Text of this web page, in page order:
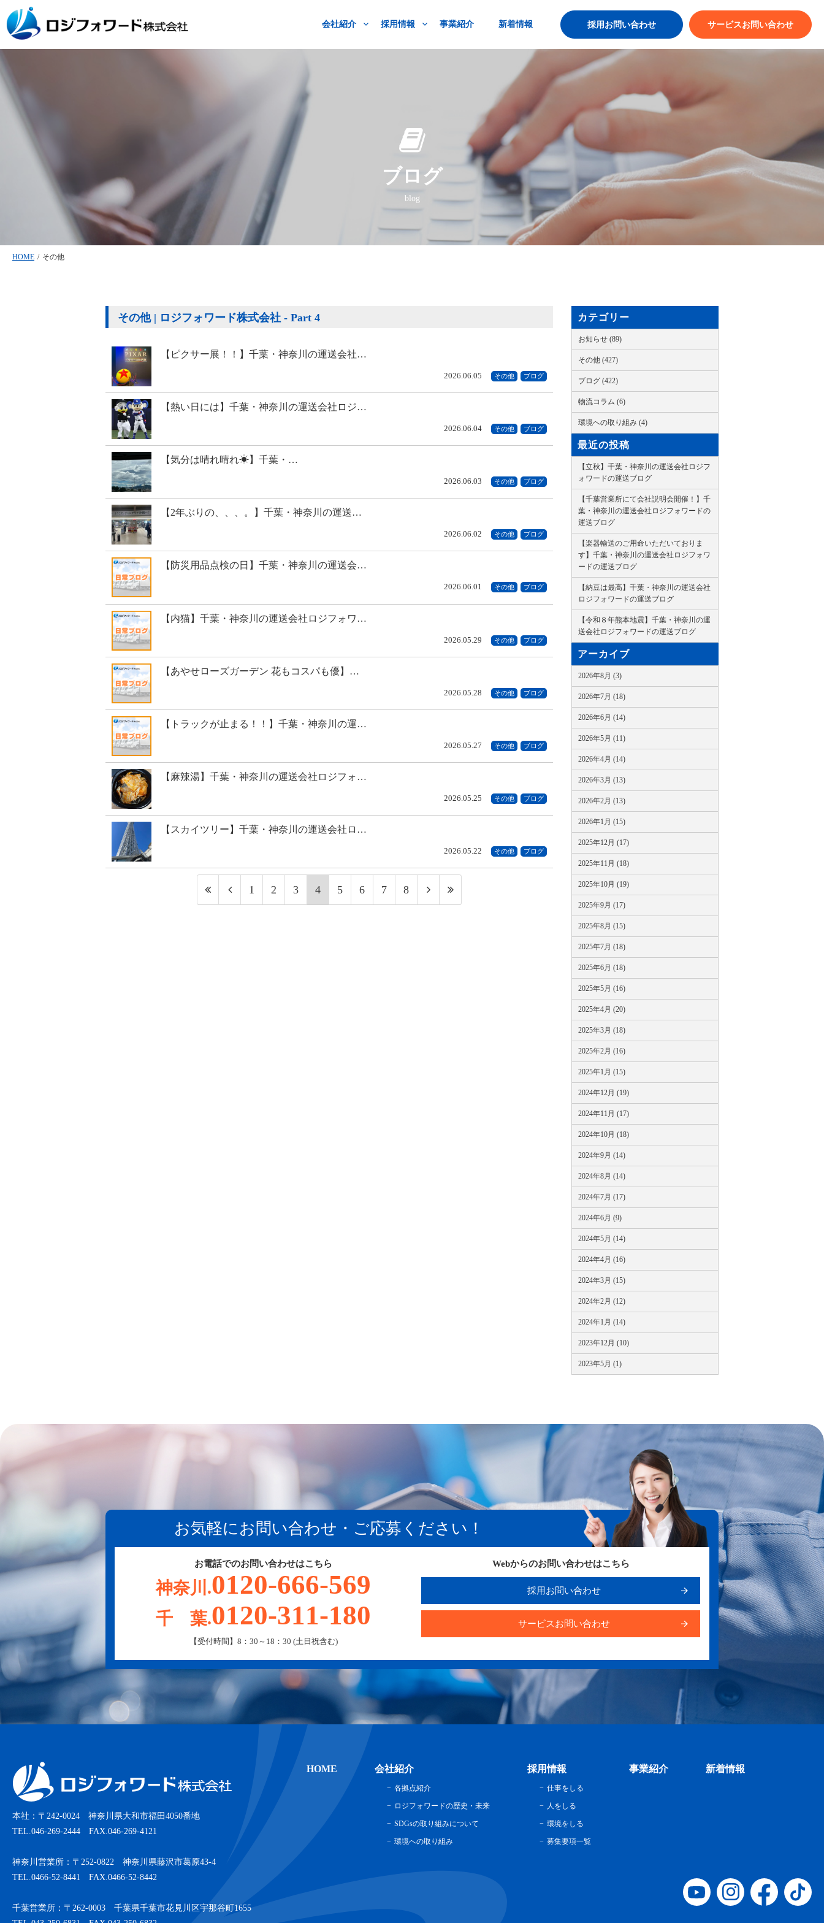
会社紹介 採用情報 事業紹介 新着情報 採用お問い合わせ サービスお問い合わせ
ブログ
blog
HOME / その他
その他 | ロジフォワード株式会社 - Part 4
【ピクサー展！！】千葉・神奈川の運送会社…
2026.06.05 その他 ブログ
【熱い日には】千葉・神奈川の運送会社ロジ…
2026.06.04 その他 ブログ
【気分は晴れ晴れ☀】千葉・…
2026.06.03 その他 ブログ
【2年ぶりの、、、。】千葉・神奈川の運送…
2026.06.02 その他 ブログ
【防災用品点検の日】千葉・神奈川の運送会…
2026.06.01 その他 ブログ
【内猫】千葉・神奈川の運送会社ロジフォワ…
2026.05.29 その他 ブログ
【あやせローズガーデン 花もコスパも優】…
2026.05.28 その他 ブログ
【トラックが止まる！！】千葉・神奈川の運…
2026.05.27 その他 ブログ
【麻辣湯】千葉・神奈川の運送会社ロジフォ…
2026.05.25 その他 ブログ
【スカイツリー】千葉・神奈川の運送会社ロ…
2026.05.22 その他 ブログ
1 2 3 4 5 6 7 8
カテゴリー
お知らせ (89)
その他 (427)
ブログ (422)
物流コラム (6)
環境への取り組み (4)
最近の投稿
【立秋】千葉・神奈川の運送会社ロジフ
ォワードの運送ブログ
【千葉営業所にて会社説明会開催！】千
葉・神奈川の運送会社ロジフォワードの
運送ブログ
【楽器輸送のご用命いただいておりま
す】千葉・神奈川の運送会社ロジフォワ
ードの運送ブログ
【納豆は最高】千葉・神奈川の運送会社
ロジフォワードの運送ブログ
【令和８年熊本地震】千葉・神奈川の運
送会社ロジフォワードの運送ブログ
アーカイブ
2026年8月 (3)
2026年7月 (18)
2026年6月 (14)
2026年5月 (11)
2026年4月 (14)
2026年3月 (13)
2026年2月 (13)
2026年1月 (15)
2025年12月 (17)
2025年11月 (18)
2025年10月 (19)
2025年9月 (17)
2025年8月 (15)
2025年7月 (18)
2025年6月 (18)
2025年5月 (16)
2025年4月 (20)
2025年3月 (18)
2025年2月 (16)
2025年1月 (15)
2024年12月 (19)
2024年11月 (17)
2024年10月 (18)
2024年9月 (14)
2024年8月 (14)
2024年7月 (17)
2024年6月 (9)
2024年5月 (14)
2024年4月 (16)
2024年3月 (15)
2024年2月 (12)
2024年1月 (14)
2023年12月 (10)
2023年5月 (1)
お気軽にお問い合わせ・ご応募ください！
お電話でのお問い合わせはこちら
神奈川.0120-666-569
千 葉.0120-311-180
【受付時間】8：30～18：30 (土日祝含む)
Webからのお問い合わせはこちら
採用お問い合わせ
サービスお問い合わせ
本社：〒242-0024 神奈川県大和市福田4050番地
TEL.046-269-2444 FAX.046-269-4121
神奈川営業所：〒252-0822 神奈川県藤沢市葛原43-4
TEL.0466-52-8441 FAX.0466-52-8442
千葉営業所：〒262-0003 千葉県千葉市花見川区宇那谷町1655
HOME 会社紹介
各拠点紹介
ロジフォワードの歴史・未来
SDGsの取り組みについて
環境への取り組み
採用情報
仕事をしる
人をしる
環境をしる
募集要項一覧
事業紹介 新着情報